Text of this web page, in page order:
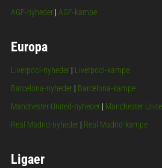
AGF-nyheder| AGF-kampe
Europa
Liverpool-nyheder| Liverpool-kampe
Barcelona-nyheder| Barcelona-kampe
Manchester United-nyheder| Manchester
Real Madrid-nyheder| Real Madrid-kampe
Ligaer